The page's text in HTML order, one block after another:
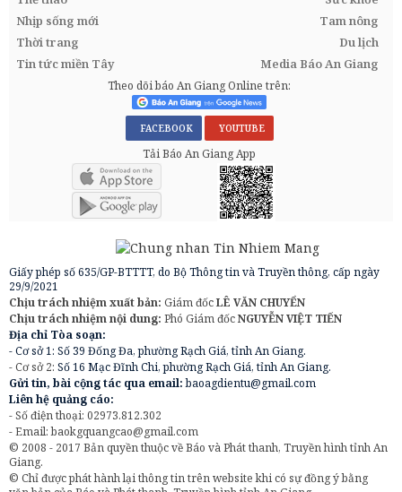
Nhịp sống mới
Tam nông
Thời trang
Du lịch
Tin tức miền Tây
Media Báo An Giang
Theo dõi báo An Giang Online trên:
FACEBOOK YOUTUBE
Tải Báo An Giang App
Giấy phép số 635/GP-BTTTT, do Bộ Thông tin và Truyền thông, cấp ngày
29/9/2021
Chịu trách nhiệm xuất bản: Giám đốcLÊ VĂN CHUYỂN
Chịu trách nhiệm nội dung: Phó Giám đốcNGUYỄN VIỆT TIẾN
Địa chỉ Tòa soạn:
- Cơ sở 1: Số 39 Đống Đa, phường Rạch Giá, tỉnh An Giang.
- Cơ sở 2: Số 16 Mạc Đĩnh Chi, phường Rạch Giá, tỉnh An Giang.
Gửi tin, bài cộng tác qua email:baoagdientu@gmail.com
Liên hệ quảng cáo:
- Số điện thoại: 02973.812.302
- Email:baokgquangcao@gmail.com
© 2008 - 2017 Bản quyền thuộc về Báo và Phát thanh, Truyền hình tỉnh An
Giang.
© Chỉ được phát hành lại thông tin trên website khi có sự đồng ý bằng